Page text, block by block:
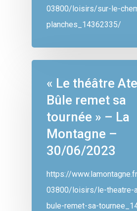
03800/loisirs/sur-le-
planches_14362335/
« Le théâtre
Bûle remet sa
tournée » – La
Montagne –
30/06/2023
https://
03800/loisirs/le-theatre-
bule-remet-sa-